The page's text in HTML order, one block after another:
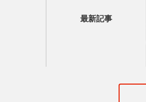
最新記事